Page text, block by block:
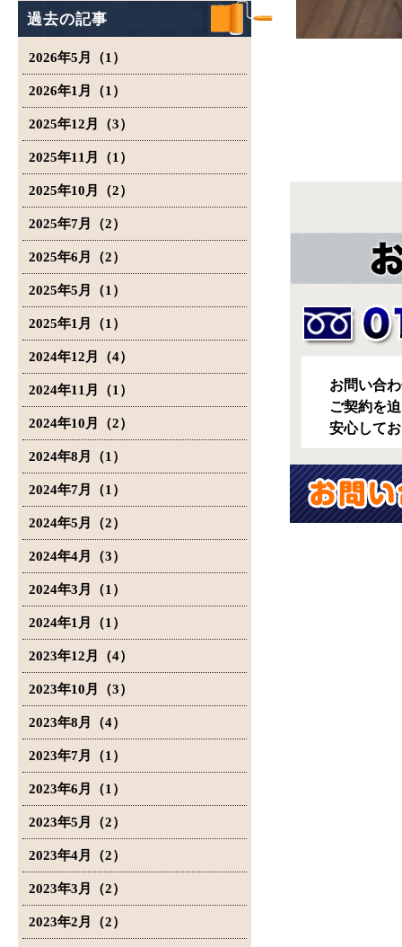
過去の記事
2026年5月（1）
2026年1月（1）
2025年12月（3）
2025年11月（1）
2025年10月（2）
2025年7月（2）
2025年6月（2）
2025年5月（1）
2025年1月（1）
2024年12月（4）
2024年11月（1）
2024年10月（2）
2024年8月（1）
2024年7月（1）
2024年5月（2）
2024年4月（3）
2024年3月（1）
2024年1月（1）
2023年12月（4）
2023年10月（3）
2023年8月（4）
2023年7月（1）
2023年6月（1）
2023年5月（2）
2023年4月（2）
2023年3月（2）
2023年2月（2）
お問い合
ご契約を
安心して